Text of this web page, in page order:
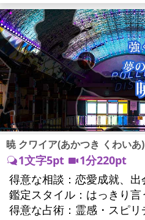
暁 クワイア(あかつき くわいあ)
1文字5pt
1分220pt
得意な相談：
鑑定スタイル：
得意な占術：